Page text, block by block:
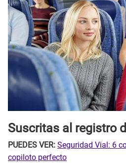
Suscritas al registro
PUEDES VER: Seguridad Vial: 6
copiloto perfecto